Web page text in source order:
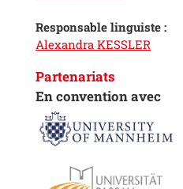
Responsable linguiste :
Alexandra KESSLER
Partenariats
En convention avec